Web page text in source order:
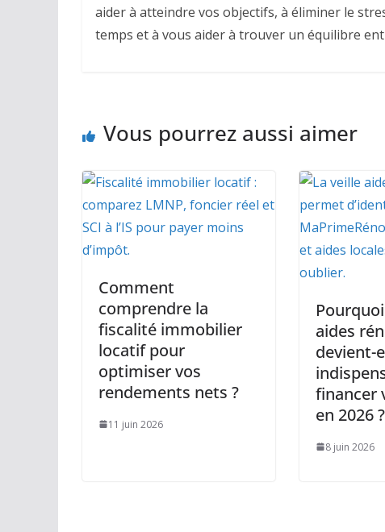
aider à atteindre vos objectifs, à éliminer le
temps et à vous aider à trouver un équilibre
Vous pourrez aussi aimer
Comment
comprendre la
fiscalité immobilier
locatif pour
optimiser vos
rendements nets ?
11 juin 2026
aides
devient-
financer
en 2026 ?
8 juin 2026